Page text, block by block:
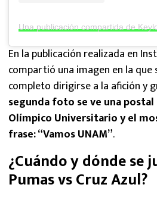
En la publicación realizada en
compartió una imagen en la que
completo dirigirse a la afición y
segunda foto se ve una
Olímpico Universitario y el
frase: “Vamos UNAM”.
¿Cuándo y dónde se
Pumas vs Cruz Azul?